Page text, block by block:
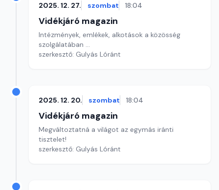
2025. 12. 27. szombat 18:04
Vidékjáró magazin
Intézmények, emlékek, alkotások a közösség
szolgálatában ...
szerkesztő: Gulyás Lóránt
2025. 12. 20. szombat 18:04
Vidékjáró magazin
Megváltoztatná a világot az egymás iránti
tisztelet!
szerkesztő: Gulyás Lóránt